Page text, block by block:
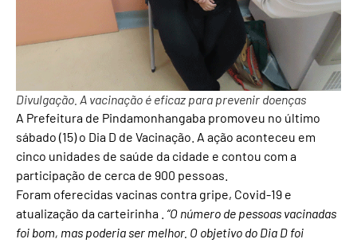
Divulgação. A vacinação é eficaz para prevenir doenças
A Prefeitura de Pindamonhangaba promoveu no último
sábado (15) o Dia D de Vacinação. A ação aconteceu em
cinco unidades de saúde da cidade e contou com a
participação de cerca de 900 pessoas.
Foram oferecidas vacinas contra gripe, Covid-19 e
atualização da carteirinha . “O número de pessoas vacinadas
foi bom, mas poderia ser melhor. O objetivo do Dia D foi